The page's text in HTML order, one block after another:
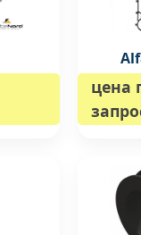
цена